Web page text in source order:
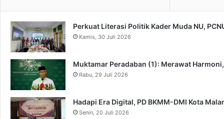
Perkuat Literasi Politik Kader Muda NU,
Kamis, 30 Juli 2026
Muktamar Peradaban (1): Merawat
Rabu, 29 Juli 2026
Hadapi Era Digital, PD BKMM-DMI Kota
Senin, 20 Juli 2026